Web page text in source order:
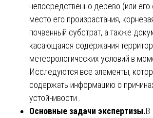
непосредственно дерево (или
место его произрастания,
почвенный субстрат, а также
касающаяся содержания
метеорологических условий в
Исследуются все элементы,
содержать информацию о
устойчивости .
Основные задачи экспертизы.В